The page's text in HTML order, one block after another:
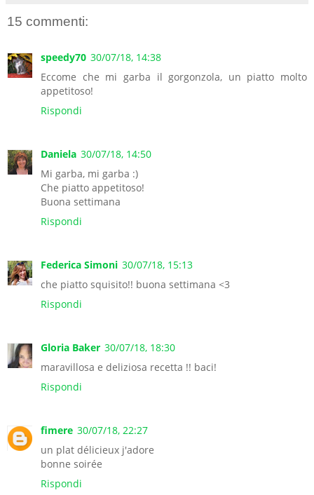
15 commenti:
speedy70 30/07/18, 14:38
Eccome che mi garba il gorgonzola, un piatto molto
appetitoso!
Rispondi
Daniela 30/07/18, 14:50
Mi garba, mi garba :)
Che piatto appetitoso!
Buona settimana
Rispondi
Federica Simoni 30/07/18, 15:13
che piatto squisito!! buona settimana <3
Rispondi
Gloria Baker 30/07/18, 18:30
maravillosa e deliziosa recetta !! baci!
Rispondi
fimere 30/07/18, 22:27
un plat délicieux j'adore
bonne soirée
Rispondi